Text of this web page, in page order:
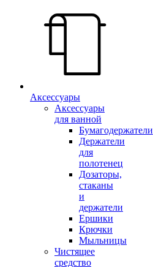
Аксессуары
Аксессуары
для ванной
Бумагодержатели
Держатели
для
полотенец
Дозаторы,
стаканы
и
держатели
Ершики
Крючки
Мыльницы
Чистящее
средство